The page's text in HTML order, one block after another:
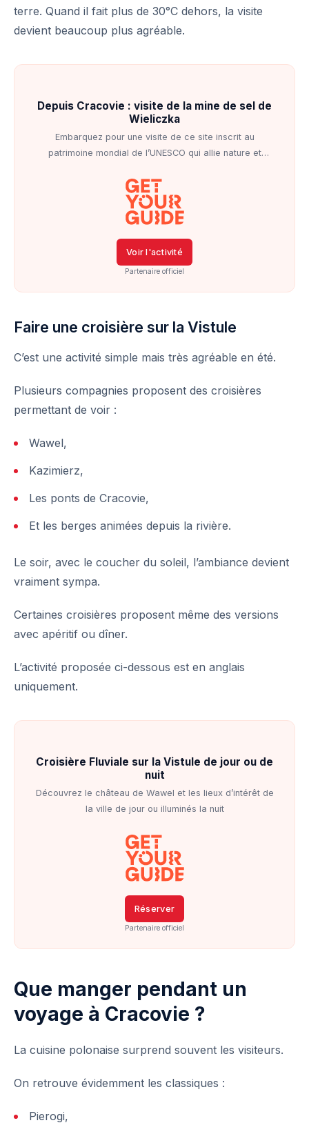
terre. Quand il fait plus de 30°C dehors, la visite
devient beaucoup plus agréable.
Depuis Cracovie : visite de la mine de sel de
Wieliczka
Embarquez pour une visite de ce site inscrit au
patrimoine mondial de l’UNESCO qui allie nature et
Voir l'activité
Partenaire officiel
Faire une croisière sur la Vistule
C’est une activité simple mais très agréable en été.
Plusieurs compagnies proposent des croisières
permettant de voir :
Wawel,
Kazimierz,
Les ponts de Cracovie,
Et les berges animées depuis la rivière.
Le soir, avec le coucher du soleil, l’ambiance devient
vraiment sympa.
Certaines croisières proposent même des versions
avec apéritif ou dîner.
L’activité proposée ci-dessous est en anglais
uniquement.
Croisière Fluviale sur la Vistule de jour ou de
nuit
Découvrez le château de Wawel et les lieux d’intérêt de
la ville de jour ou illuminés la nuit
Réserver
Partenaire officiel
Que manger pendant un
voyage à Cracovie ?
La cuisine polonaise surprend souvent les visiteurs.
On retrouve évidemment les classiques :
Pierogi,